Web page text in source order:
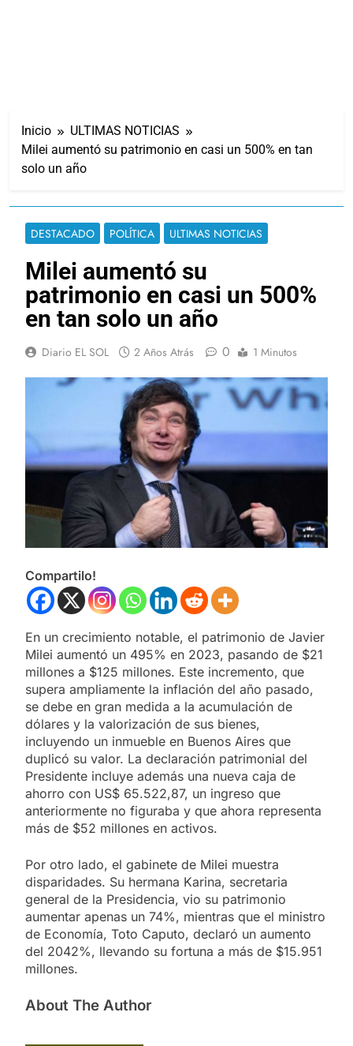
Inicio
ULTIMAS NOTICIAS
Milei aumentó su patrimonio en casi un 500% en tan
solo un año
DESTACADO POLÍTICA ULTIMAS NOTICIAS
Milei aumentó su
patrimonio en casi un 500%
en tan solo un año
Diario EL SOL 2 Años Atrás 0 1 Minutos
Compartilo!
En un crecimiento notable, el patrimonio de Javier
Milei aumentó un 495% en 2023, pasando de $21
millones a $125 millones. Este incremento, que
supera ampliamente la inflación del año pasado,
se debe en gran medida a la acumulación de
dólares y la valorización de sus bienes,
incluyendo un inmueble en Buenos Aires que
duplicó su valor. La declaración patrimonial del
Presidente incluye además una nueva caja de
ahorro con US$ 65.522,87, un ingreso que
anteriormente no figuraba y que ahora representa
más de $52 millones en activos.
Por otro lado, el gabinete de Milei muestra
disparidades. Su hermana Karina, secretaria
general de la Presidencia, vio su patrimonio
aumentar apenas un 74%, mientras que el ministro
de Economía, Toto Caputo, declaró un aumento
del 2042%, llevando su fortuna a más de $15.951
millones.
About The Author